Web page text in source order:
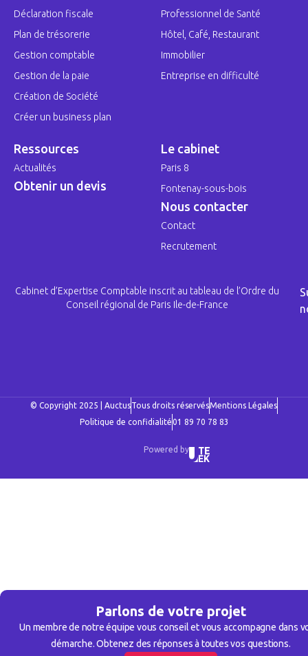
Parlons de votre projet
Un membre de notre équipe vous conseil et vous accompagne dans
démarche. Obtenez des réponses à toutes vos questions.
Déclaration fiscale
Plan de trésorerie
Gestion comptable
Gestion de la paie
Création de Société
Créer un business plan
Professionnel de Santé
Hôtel, Café, Restaurant
Immobilier
Entreprise en difficulté
Ressources
Actualités
Obtenir un devis
Le cabinet
Paris 8
Fontenay-sous-bois
Nous contacter
Contact
Recrutement
Cabinet d’Expertise Comptable inscrit au tableau de l’Ordre du
Conseil régional de Paris Ile-de-France
© Copyright 2025 | AuctusTous droits réservésMentions Légales
Politique de confidialité01 89 70 78 83
Powered by